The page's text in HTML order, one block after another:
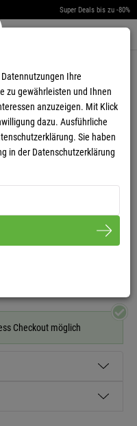
Super Deals bis zu -80%
Warenkorb aufklappen
Checkout möglich
Ihre
zu gewährleisten und Ihnen
anzuzeigen. Mit Klick
dazu. Ausführliche
Sie haben
in der Datenschutzerklärung